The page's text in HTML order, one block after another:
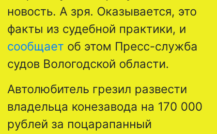
новость. А зря. Оказывается, это
факты из судебной практики, и
сообщает об этом Пресс-служба
судов Вологодской области.
Автолюбитель грезил развести
владельца конезавода на 170 000
рублей за поцарапанный